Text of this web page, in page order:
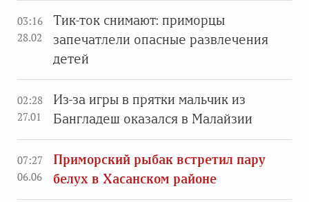
03:16
28.02
Тик-ток снимают: приморцы
запечатлели опасные развлечения
детей
02:28
27.01
Из-за игры в прятки мальчик из
Бангладеш оказался в Малайзии
07:27
06.06
Приморский рыбак встретил пару
белух в Хасанском районе